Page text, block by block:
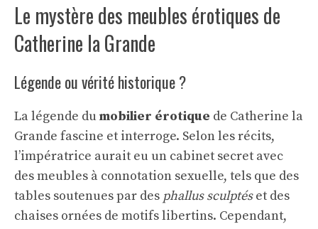
Le mystère des meubles érotiques de
Catherine la Grande
Légende ou vérité historique ?
La légende du mobilier érotique de Catherine la
Grande fascine et interroge. Selon les récits,
l’impératrice aurait eu un cabinet secret avec
des meubles à connotation sexuelle, tels que des
tables soutenues par des phallus sculptéset des
chaises ornées de motifs libertins. Cependant,